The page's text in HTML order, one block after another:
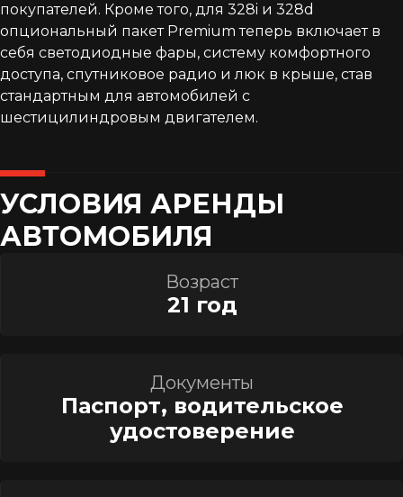
покупателей. Кроме того, для 328i и 328d
опциональный пакет Premium теперь включает в
себя светодиодные фары, систему комфортного
доступа, спутниковое радио и люк в крыше, став
стандартным для автомобилей с
шестицилиндровым двигателем.
УСЛОВИЯ АРЕНДЫ
АВТОМОБИЛЯ
Возраст
21 год
Документы
Паспорт, водительское
удостоверение